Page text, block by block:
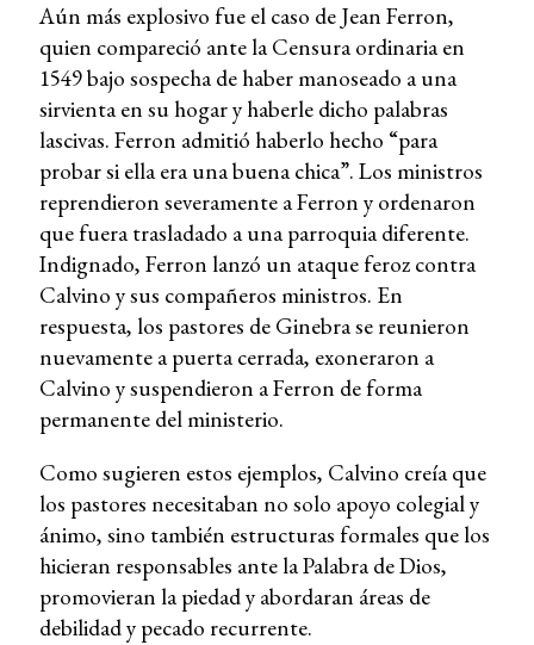
Aún más explosivo fue el caso de Jean Ferron,
quien compareció ante la Censura ordinaria en
1549 bajo sospecha de haber manoseado a una
sirvienta en su hogar y haberle dicho palabras
lascivas. Ferron admitió haberlo hecho “para
probar si ella era una buena chica”. Los ministros
reprendieron severamente a Ferron y ordenaron
que fuera trasladado a una parroquia diferente.
Indignado, Ferron lanzó un ataque feroz contra
Calvino y sus compañeros ministros. En
respuesta, los pastores de Ginebra se reunieron
nuevamente a puerta cerrada, exoneraron a
Calvino y suspendieron a Ferron de forma
permanente del ministerio.
Como sugieren estos ejemplos, Calvino creía que
los pastores necesitaban no solo apoyo colegial y
ánimo, sino también estructuras formales que los
hicieran responsables ante la Palabra de Dios,
promovieran la piedad y abordaran áreas de
debilidad y pecado recurrente.